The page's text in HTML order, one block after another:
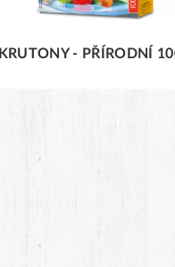
KRUTONY - PŘÍRODNÍ